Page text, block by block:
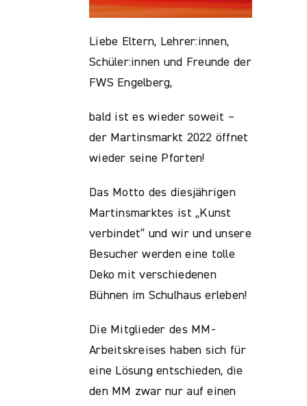
Liebe Eltern, Lehrer:innen,
Schüler:innen und Freunde der
FWS Engelberg,
bald ist es wieder soweit –
der Martinsmarkt 2022 öffnet
wieder seine Pforten!
Das Motto des diesjährigen
Martinsmarktes ist „Kunst
verbindet“ und wir und unsere
Besucher werden eine tolle
Deko mit verschiedenen
Bühnen im Schulhaus erleben!
Die Mitglieder des MM-
Arbeitskreises haben sich für
eine Lösung entschieden, die
den MM zwar nur auf einen